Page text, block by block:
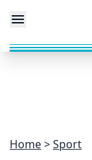
Home Sport